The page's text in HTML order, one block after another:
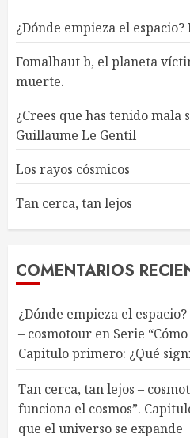
¿Dónde empieza el
Fomalhaut b, el planeta
muerte.
¿Crees que has tenido mala
Guillaume Le Gentil
Los rayos cósmicos
Tan cerca, tan lejos
COMENTARIOS
¿Dónde empieza el
– cosmotour en Serie
Capitulo primero: ¿Qué
Tan cerca, tan lejos –
funciona el cosmos”.
que el universo se expande